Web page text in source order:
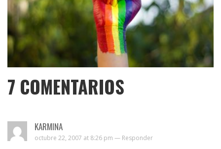
7 COMENTARIOS
KARMINA
octubre 22, 2007 at 8:26 pm — Responder